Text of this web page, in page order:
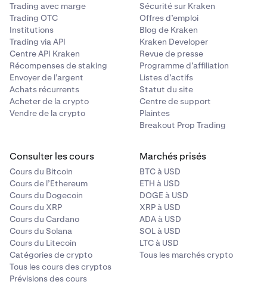
Trading avec marge
Trading OTC
Institutions
Trading via API
Centre API Kraken
Récompenses de staking
Envoyer de l’argent
Achats récurrents
Acheter de la crypto
Vendre de la crypto
Sécurité sur Kraken
Offres d’emploi
Blog de Kraken
Kraken Developer
Revue de presse
Programme d’affiliation
Listes d’actifs
Statut du site
Centre de support
Plaintes
Breakout Prop Trading
Consulter les cours
Cours du Bitcoin
Cours de l’Ethereum
Cours du Dogecoin
Cours du XRP
Cours du Cardano
Cours du Solana
Cours du Litecoin
Catégories de crypto
Tous les cours des cryptos
Prévisions des cours
Marchés prisés
BTC à USD
ETH à USD
DOGE à USD
XRP à USD
ADA à USD
SOL à USD
LTC à USD
Tous les marchés crypto